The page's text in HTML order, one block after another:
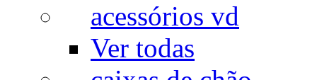
acessórios vd
Ver todas